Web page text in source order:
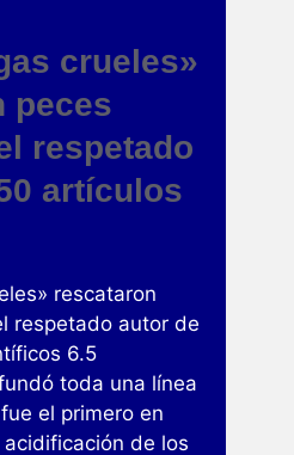
crueles»
peces
respetado
artículos
rescataron
respetado autor de
6.5
toda una línea
el primero en
de los